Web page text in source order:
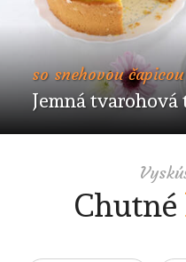
so snehovou čapicou
Jemná tvarohová
Chutné